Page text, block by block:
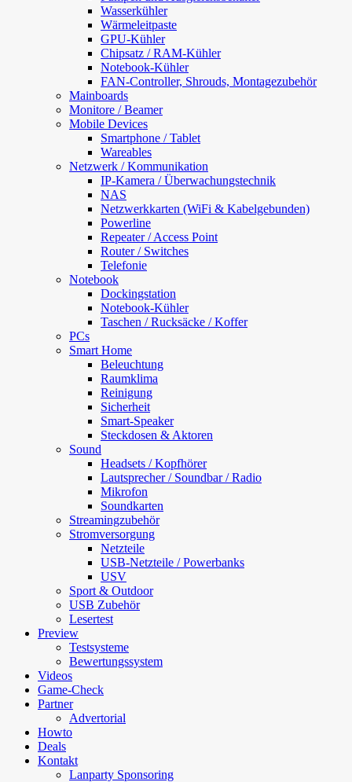
Wasserkühler
Wärmeleitpaste
GPU-Kühler
Chipsatz / RAM-Kühler
Notebook-Kühler
FAN-Controller, Shrouds, Montagezubehör
Mainboards
Monitore / Beamer
Mobile Devices
Smartphone / Tablet
Wareables
Netzwerk / Kommunikation
IP-Kamera / Überwachungstechnik
NAS
Netzwerkkarten (WiFi & Kabelgebunden)
Powerline
Repeater / Access Point
Router / Switches
Telefonie
Notebook
Dockingstation
Notebook-Kühler
Taschen / Rucksäcke / Koffer
PCs
Smart Home
Beleuchtung
Raumklima
Reinigung
Sicherheit
Smart-Speaker
Steckdosen & Aktoren
Sound
Headsets / Kopfhörer
Lautsprecher / Soundbar / Radio
Mikrofon
Soundkarten
Streamingzubehör
Stromversorgung
Netzteile
USB-Netzteile / Powerbanks
USV
Sport & Outdoor
USB Zubehör
Lesertest
Preview
Testsysteme
Bewertungssystem
Videos
Game-Check
Partner
Advertorial
Howto
Deals
Kontakt
Lanparty Sponsoring